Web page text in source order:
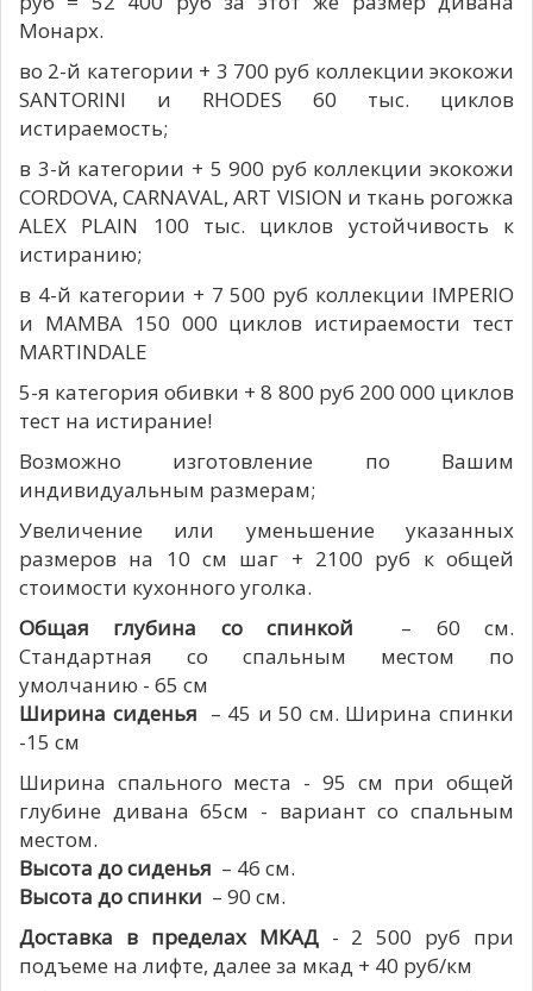
Монарх.
во 2-й категории + 3 700 руб коллекции экокожи
SANTORINI и RHODES 60 тыс. циклов
истираемость;
в 3-й категории + 5 900 руб коллекции экокожи
CORDOVA, CARNAVAL, ART VISION и ткань рогожка
ALEX PLAIN 100 тыс. циклов устойчивость к
истиранию;
в 4-й категории + 7 500 руб коллекции IMPERIO
и MAMBA 150 000 циклов истираемости тест
MARTINDALE
5-я категория обивки + 8 800 руб 200 000 циклов
тест на истирание!
Возможно изготовление по Вашим
индивидуальным размерам;
Увеличение или уменьшение указанных
размеров на 10 см шаг + 2100 руб к общей
стоимости кухонного уголка.
Общая глубина со спинкой – 60 см.
Стандартная со спальным местом по
умолчанию - 65 см
Ширина сиденья – 45 и 50 см. Ширина спинки
-15 см
Ширина спального места - 95 см при общей
глубине дивана 65см - вариант со спальным
местом.
Высота до сиденья – 46 см.
Высота до спинки – 90 см.
Доставка в пределах МКАД- 2 500 руб при
подъеме на лифте, далее за мкад + 40 руб/км